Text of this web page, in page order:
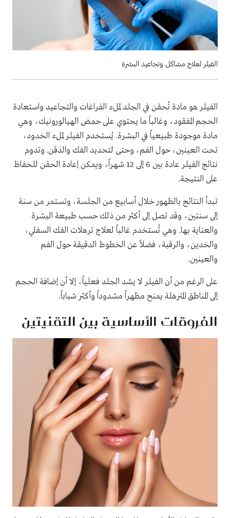
الفيلر لعلاج مشاكل وتجاعيد البشرة
الفيلر هو مادة تُحقن في الجلد لملء الفراغات والتجاعيد واستعادة
الحجم المفقود، وغالباً ما يحتوي على حمض الهيالورونيك، وهي
مادة موجودة طبيعياً في البشرة. يُستخدم الفيلر لملء الخدود،
تحت العينين، حول الفم، وحتى لتحديد الفك والذقن. وتدوم
نتائج الفيلر عادة بين 6 إلى 12 شهراً، ويمكن إعادة الحقن للحفاظ
على النتيجة.
تبدأ النتائج بالظهور خلال أسابيع من الجلسة، وتستمر من سنة
إلى سنتين، وقد تصل إلى أكثر من ذلك حسب طبيعة البشرة
والعناية بها. وهي تُستخدم غالباً لعلاج ترهلات الفك السفلي،
والخدين، والرقبة، فضلاً عن الخطوط الدقيقة حول الفم
والعينين.
على الرغم من أن الفيلر لا يشد الجلد فعلياً، إلا أن إضافة الحجم
إلى المناطق المترهلة يمنح مظهراً مشدوداً وأكثر شباباً.
الفروقات الأساسية بين التقنيتين